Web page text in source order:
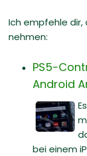
Ich empfehle dir,
nehmen:
PS5-
Android
bei einem